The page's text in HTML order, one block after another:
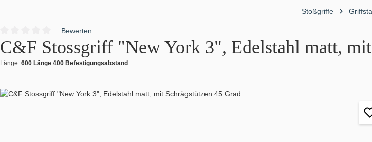
Stoßgriffe
Durchschnittliche Bewertung von 0 von 5 Sternen
Bewerten
C&F Stossgriff "New York 3", Edelstahl matt,
Länge: 600 Länge 400 Befestigungsabstand
Bildergalerie überspringen